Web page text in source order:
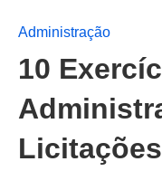
Administração
10